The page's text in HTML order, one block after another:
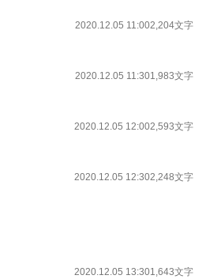
2020.12.05 11:002,204文字
2020.12.05 11:301,983文字
2020.12.05 12:002,593文字
2020.12.05 12:302,248文字
2020.12.05 13:301,643文字